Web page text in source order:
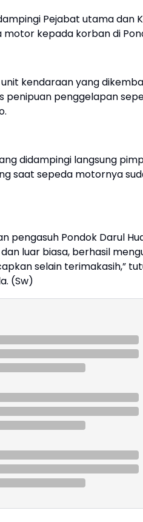
Pejabat utama
kepada korban di
unit kendaraan yang
penipuan penggelapan
didampingi langsung
saat sepeda motornya
pengasuh Pondok Darul
luar biasa, berhasil
selain terimakasih,”
(Sw)